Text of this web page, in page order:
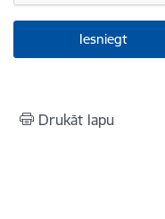
Drukāt lapu